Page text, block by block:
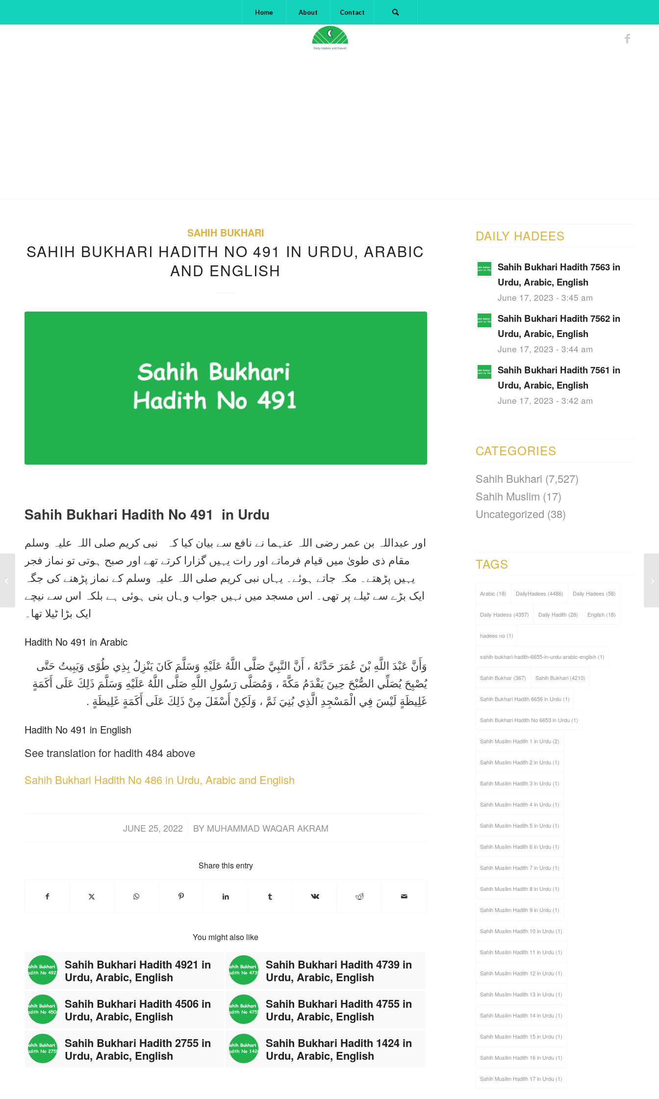
Home About Contact
SAHIH BUKHARI
SAHIH BUKHARI HADITH NO 491 IN URDU, ARABIC
AND ENGLISH
Sahih Bukhari Hadith No 491 in Urdu
اور عبداللہ بن عمر رضی اللہ عنہما نے نافع سے بیان کیا کہ نبی کریم صلی اللہ علیہ وسلم
مقام ذی طویٰ میں قیام فرماتے اور رات یہیں گزارا کرتے تھے اور صبح ہوتی تو نماز فجر
یہیں پڑھتے۔ مکہ جاتے ہوئے۔ یہاں نبی کریم صلی اللہ علیہ وسلم کے نماز پڑھنے کی جگہ
ایک بڑے سے ٹیلے پر تھی۔ اس مسجد میں نہیں جواب وہاں بنی ہوئی ہے بلکہ اس سے نیچے
ایک بڑا ٹیلا تھا۔
Hadith No 491 in Arabic
وَأَنَّ عَبْدَ اللَّهِ بْنَ عُمَرَ حَدَّثَهُ ، أَنَّ النَّبِيَّ صَلَّى اللَّهُ عَلَيْهِ وَسَلَّمَ كَانَ يَنْزِلُ بِذِي طُوًى وَيَبِيتُ حَتَّى
يُصْبِحَ يُصَلِّي الصُّبْحَ حِينَ يَقْدَمُ مَكَّةَ ، وَمُصَلَّى رَسُولِ اللَّهِ صَلَّى اللَّهُ عَلَيْهِ وَسَلَّمَ ذَلِكَ عَلَى أَكَمَةٍ
غَلِيظَةٍ لَيْسَ فِي الْمَسْجِدِ الَّذِي بُنِيَ ثَمَّ ، وَلَكِنْ أَسْفَلَ مِنْ ذَلِكَ عَلَى أَكَمَةٍ غَلِيظَةٍ .
Hadith No 491 in English
See translation for hadith 484 above
Sahih Bukhari Hadith No 486 in Urdu, Arabic and English
JUNE 25, 2022
/ BY MUHAMMAD WAQAR AKRAM
Share this entry
You might also like
Sahih Bukhari Hadith 4921 in
Urdu, Arabic, English
Sahih Bukhari Hadith 4739 in
Urdu, Arabic, English
Sahih Bukhari Hadith 4506 in
Urdu, Arabic, English
Sahih Bukhari Hadith 4755 in
Urdu, Arabic, English
Sahih Bukhari Hadith 2755 in
Urdu, Arabic, English
Sahih Bukhari Hadith 1424 in
Urdu, Arabic, English
DAILY HADEES
Sahih Bukhari Hadith 7563 in
Urdu, Arabic, English
June 17, 2023 - 3:45 am
Sahih Bukhari Hadith 7562 in
Urdu, Arabic, English
June 17, 2023 - 3:44 am
Sahih Bukhari Hadith 7561 in
Urdu, Arabic, English
June 17, 2023 - 3:42 am
CATEGORIES
Sahih Bukhari (7,527)
Sahih Muslim (17)
Uncategorized (38)
TAGS
Arabic (18) DailyHadees (4486) Daily Hadees (58)
Daily Hadess (4357) Daily Hadith(28) English(18)
hadees no(1)
sahih-bukhari-hadith-6655-in-urdu-arabic-english(1)
Sahih Bukhar(367) Sahih Bukhari(4210)
Sahih Bukhari Hadith 6656 in Urdu(1)
Sahih Bukhari Hadith No 6653 in Urdu(1)
Sahih Muslim Hadith 1 in Urdu(2)
Sahih Muslim Hadith 2 in Urdu(1)
Sahih Muslim Hadith 3 in Urdu(1)
Sahih Muslim Hadith 4 in Urdu(1)
Sahih Muslim Hadith 5 in Urdu(1)
Sahih Muslim Hadith 6 in Urdu(1)
Sahih Muslim Hadith 7 in Urdu(1)
Sahih Muslim Hadith 8 in Urdu(1)
Sahih Muslim Hadith 9 in Urdu(1)
Sahih Muslim Hadith 10 in Urdu(1)
Sahih Muslim Hadith 11 in Urdu(1)
Sahih Muslim Hadith 12 in Urdu(1)
Sahih Muslim Hadith 13 in Urdu(1)
Sahih Muslim Hadith 14 in Urdu(1)
Sahih Muslim Hadith 15 in Urdu(1)
Sahih Muslim Hadith 16 in Urdu(1)
Sahih Muslim Hadith 17 in Urdu(1)
Sahih Bukhari Hadith
No 490 in Urdu, Arabic